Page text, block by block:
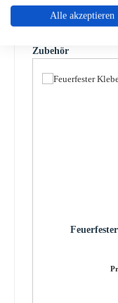
Produktgalerie
Zubehör
Alle akzeptieren